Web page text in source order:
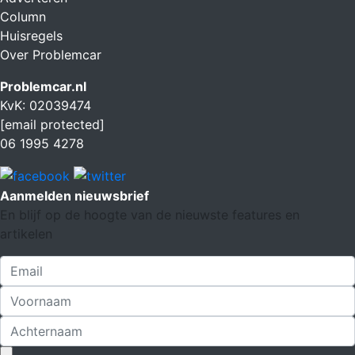
Column
Huisregels
Over Problemcar
Problemcar.nl
KvK: 02039474
[email protected]
06 1995 4278
Aanmelden nieuwsbrief
En blijf op de hoogte van de nieuwste features en
artikelen